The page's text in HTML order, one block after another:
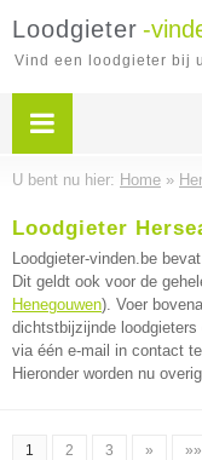
Loodgieter -
Vind een loodgieter bij
U bent nu hier: Home »
Loodgieter
Loodgieter-vinden.be
Dit geldt ook voor de
Henegouwen). Voer
dichtstbijzijnde loodgieters
via één e-mail in contact
Hieronder worden nu
1 2 3 » »»